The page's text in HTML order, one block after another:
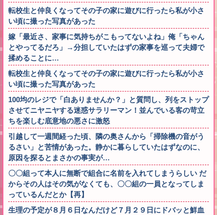
転校生と仲良くなってその子の家に遊びに行ったら私が小さ
い頃に撮った写真があった
嫁「最近さ、家事に気持ちがこもってないよね」俺「ちゃん
とやってるだろ」→分担していたはずの家事を巡って夫婦で
揉めることに…
転校生と仲良くなってその子の家に遊びに行ったら私が小さ
い頃に撮った写真があった
100均のレジで「白ありませんか？」と質問し、列をストップ
させてニヤニヤする迷惑サラリーマン！並んでいる客の苛立
ちを楽しむ底意地の悪さに激怒
引越して一週間経った頃、隣の奥さんから「掃除機の音がう
るさい」と苦情があった。静かに暮らしていたはずなのに、
原因を探るとまさかの事実が…
〇〇組って本人に無断で組合に名前を入れてしまうらしい だ
からその人はその気がなくても、〇〇組の一員となってしま
っているんだとか【再】
生理の予定が８月６日なんだけど７月２９日にドバッと鮮血